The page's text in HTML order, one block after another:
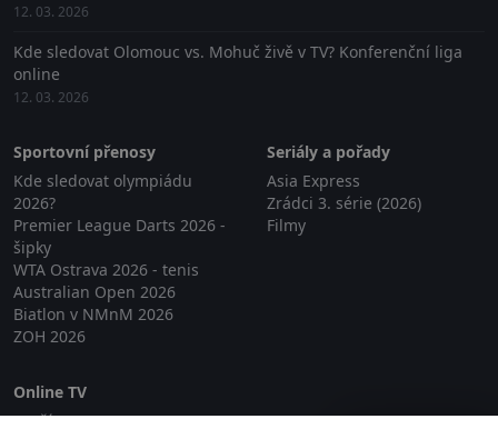
12. 03. 2026
Kde sledovat Olomouc vs. Mohuč živě v TV? Konferenční liga
online
12. 03. 2026
Sportovní přenosy
Kde sledovat olympiádu
2026?
Premier League Darts 2026 -
šipky
WTA Ostrava 2026 - tenis
Australian Open 2026
Biatlon v NMnM 2026
ZOH 2026
Seriály a pořady
Asia Express
Zrádci 3. série (2026)
Filmy
Online TV
Lepší.TV